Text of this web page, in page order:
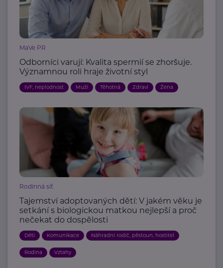
MaVe PR
Odborníci varují: Kvalita spermií se zhoršuje.
Významnou roli hraje životní styl
IVF, neplodnost Muži Těhotná Zdraví Žena
Rodinná síť
Tajemství adoptovaných dětí: V jakém věku je
setkání s biologickou matkou nejlepší a proč
nečekat do dospělosti
Děti Komunikace Náhradní rodič, pěstoun, hostitel
Rodina Vztahy